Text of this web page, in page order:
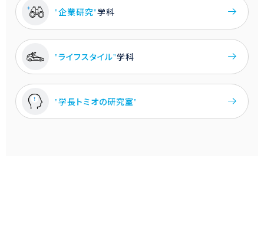
"企業研究"学科
"ライフスタイル"学科
"学長トミオの研究室"